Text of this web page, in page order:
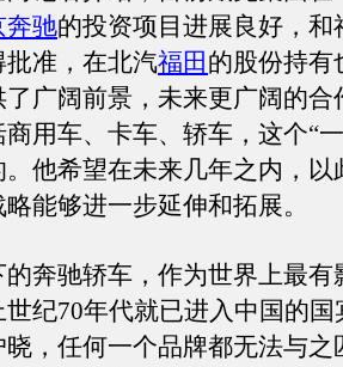
奔驰的投资项目进展良好，和
准，在北汽福田 的股份持有
广阔前景，未来更广阔的合
用车、卡车、轿车，这个“
他希望在未来几年之内，以
能够进一步延伸和拓展。
驰轿车，作为世界上最有
纪70年代就已进入中国的
晓，任何一个品牌都无法与之